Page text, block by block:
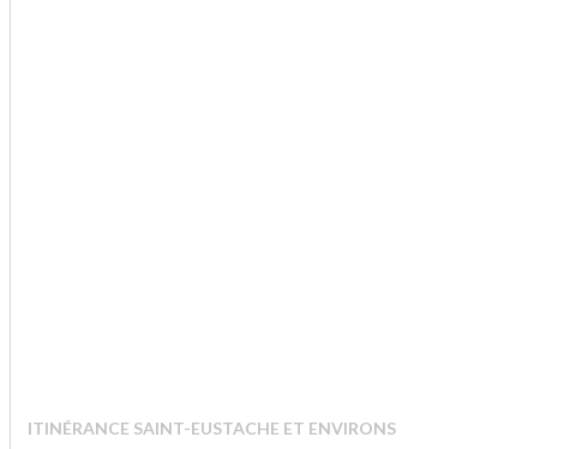
ITINÉRANCE SAINT-EUSTACHE ET ENVIRONS